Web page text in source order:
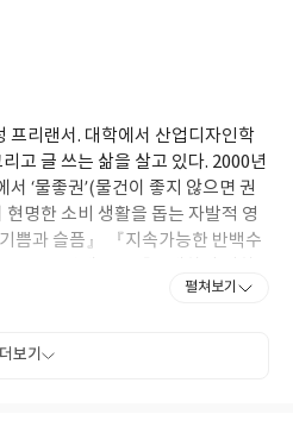
프리랜서. 대학에서 산업디자인학
고 글 쓰는 삶을 살고 있다. 2000년
‘물좋권’(물건이 좋지 않으면 권
명한 소비 생활을 돕는 자발적 영
쁨과 슬픔』 『지속가능한 반백수
행과 음식에 관한 여러 권의 에세이
험했고, 생활스포츠지도사 자격에
펼쳐보기
더보기